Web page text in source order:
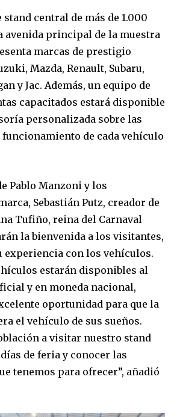
central de más de 1.000
avenida principal de la muestra
marcas de prestigio
Mazda, Renault, Subaru,
y Jac. Además, un equipo de
capacitados estará disponible
personalizada sobre las
de cada vehículo
Pablo Manzoni y los
Sebastián Putz, creador de
Tufiño, reina del Carnaval
la bienvenida a los visitantes,
experiencia con los vehículos.
estarán disponibles al
y en moneda nacional,
oportunidad para que la
el vehículo de sus sueños.
a visitar nuestro stand
de feria y conocer las
tenemos para ofrecer”, añadió